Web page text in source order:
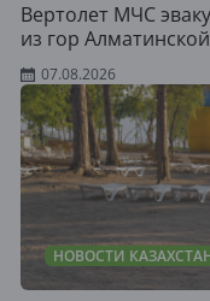
Вертолет МЧС
из гор
07.08.2026
НОВОСТИ